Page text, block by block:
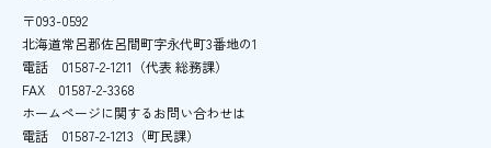
〒093-0592
北海道常呂郡佐呂間町字永代町3番地の1
電話
01587-2-1211（代表 総務課）
FAX
01587-2-3368
ホームページに関するお問い合わせは
電話
01587-2-1213（町民課）